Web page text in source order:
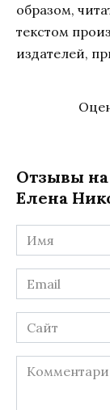
образом,
текстом
издателей,
Отзывы на
Елена
Имя
*
Email
*
Сайт
Комментарий